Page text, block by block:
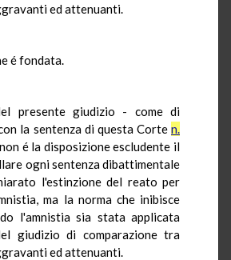
ed attenuanti.
é fondata.
presente giudizio - come di
la sentenza di questa Corte n.
é la disposizione escludente il
ogni sentenza dibattimentale
l'estinzione del reato per
ma la norma che inibisce
l'amnistia sia stata applicata
giudizio di comparazione tra
ed attenuanti.